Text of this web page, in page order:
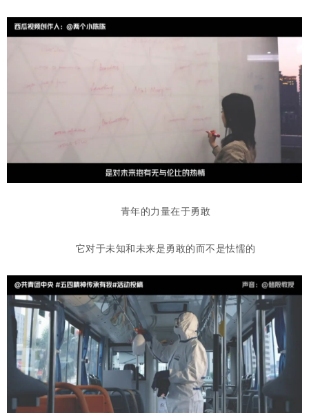
青年的力量在于勇敢
它对于未知和未来是勇敢的而不是怯懦的